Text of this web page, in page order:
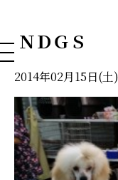
ＮＤＧＳ
2014年02月15日(土)